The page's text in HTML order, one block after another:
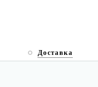
Доставка